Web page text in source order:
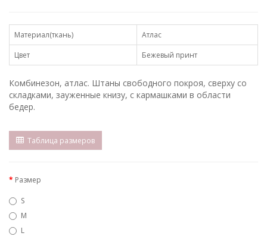
Материал(ткань)
Атлас
Цвет
Бежевый принт
Комбинезон, атлас. Штаны свободного покроя, сверху со
складками, зауженные книзу, с кармашками в области
бедер.
Таблица размеров
Размер
S
M
L